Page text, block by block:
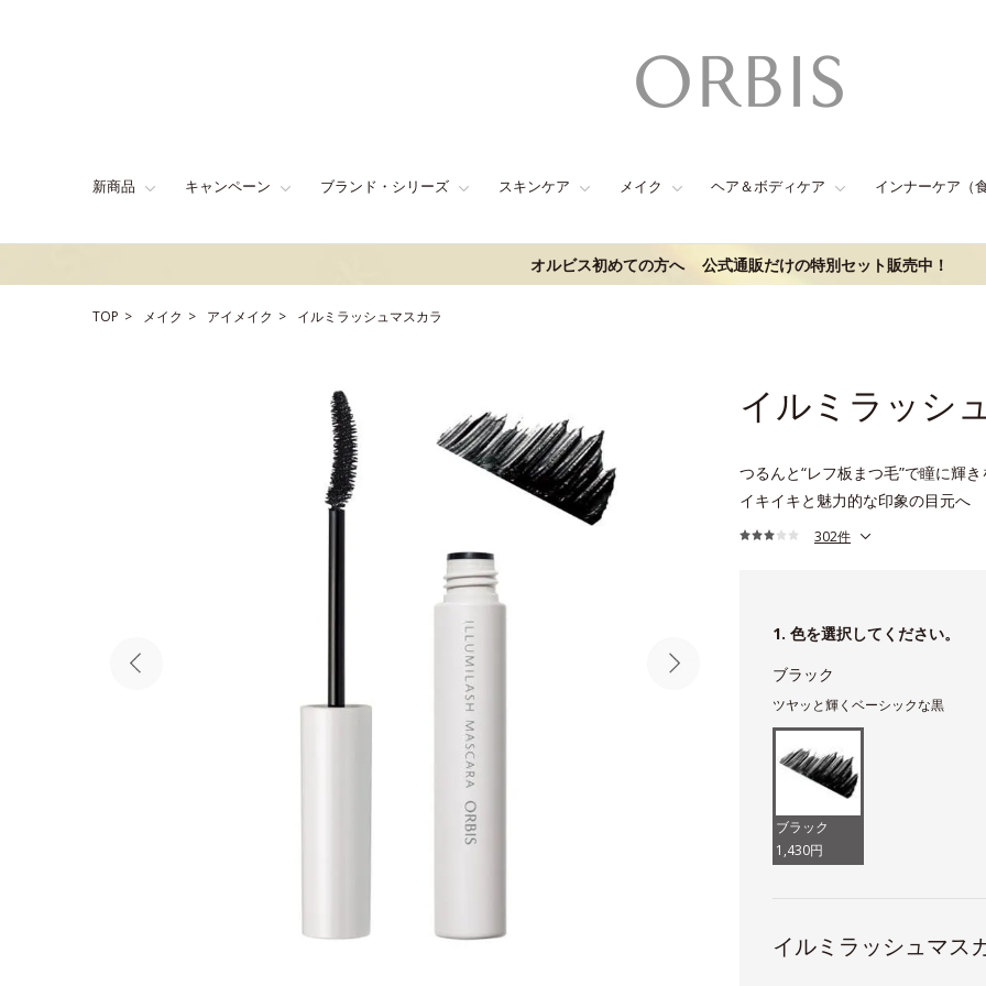
新商品 キャンペーン ブランド・シリーズ スキンケア メイク ヘア＆ボディケア インナーケア（
オルビス初めての方へ 公式通販だけの特別セット販売中！
TOP メイク アイメイク イルミラッシュマスカラ
イルミラッシ
つるんと“レフ板まつ毛”で瞳に輝
イキイキと魅力的な印象の目元へ
302件
1. 色を選択してください。
ブラック
ツヤッと輝くベーシックな黒
ブラック
1,430円
イルミラッシュマス